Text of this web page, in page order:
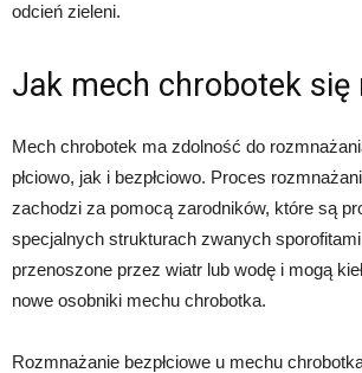
odcień zieleni.
Jak mech chrobotek się
Mech chrobotek ma zdolność do
płciowo, jak i bezpłciowo. Proces
zachodzi za pomocą zarodników, które są
specjalnych strukturach zwanych
przenoszone przez wiatr lub wodę i mogą
nowe osobniki mechu chrobotka.
Rozmnażanie bezpłciowe u mechu